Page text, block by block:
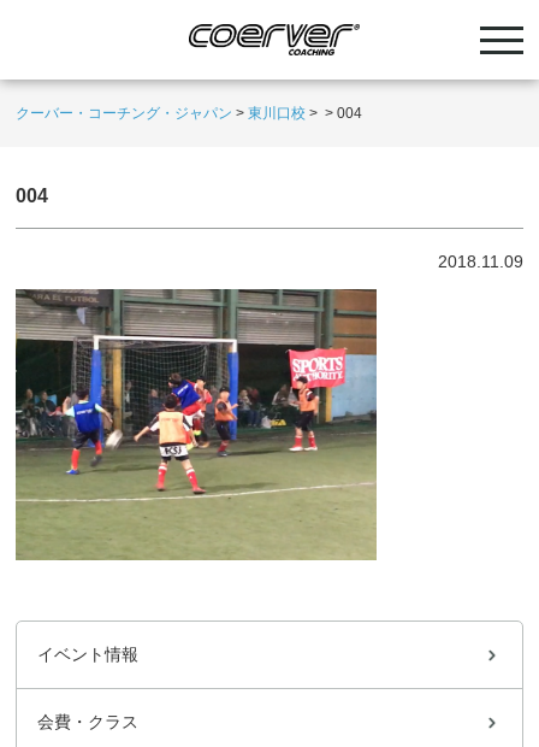
クーバー・コーチング・ジャパン >東川口校 > >004
004
2018.11.09
イベント情報
会費・クラス